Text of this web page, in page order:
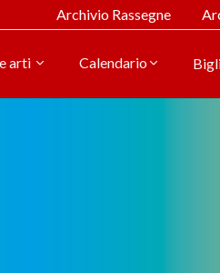
Archivio Rassegne
arti Calendario